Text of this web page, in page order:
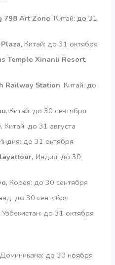
798 Art Zone, Китай: до 31
, Китай: до 31 октября
Temple Xinanli Resort,
Railway Station, Китай: до
, Китай: до 30 сентября
, Китай: до 31 августа
до 31 октября
Индия: до 30
, Корея: до 30 сентября
до 30 сентября
Узбекистан: до 31 октября
до 30 ноября